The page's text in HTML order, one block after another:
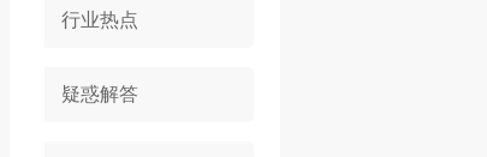
行业热点
疑惑解答